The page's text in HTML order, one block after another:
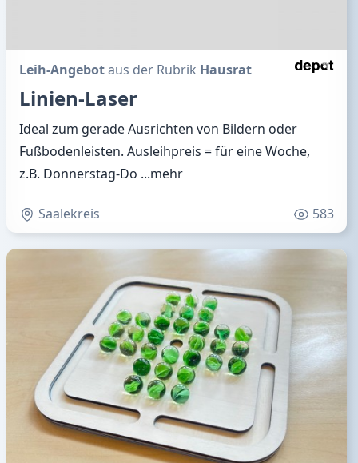
Leih-Angebotaus der Rubrik Hausrat
Linien-Laser
Ideal zum gerade Ausrichten von Bildern oder
Fußbodenleisten. Ausleihpreis = für eine Woche,
z.B. Donnerstag-Do ...mehr
Saalekreis 583